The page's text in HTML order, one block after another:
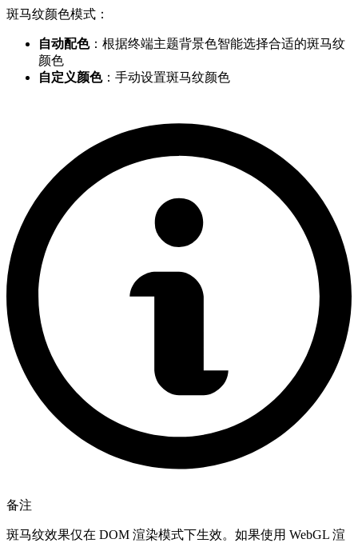
斑马纹颜色模式：
自动配色：根据终端主题背景色智能选择合适的斑马纹
颜色
自定义颜色：手动设置斑马纹颜色
备注
斑马纹效果仅在 DOM 渲染模式下生效。如果使用 WebGL 渲